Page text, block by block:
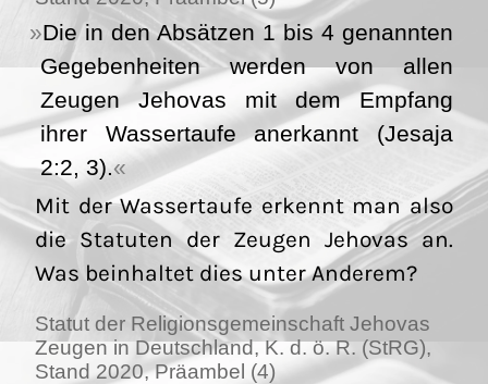
Die in den Absätzen 1 bis 4 genannten
Gegebenheiten werden von allen
Zeugen Jehovas mit dem Empfang
ihrer Wassertaufe anerkannt (Jesaja
2:2, 3).
Mit der Wassertaufe erkennt man also
die Statuten der Zeugen Jehovas an.
Was beinhaltet dies unter Anderem?
Statut der Religionsgemeinschaft Jehovas
Zeugen in Deutschland, K. d. ö. R. (StRG),
Stand 2020, Präambel (4)